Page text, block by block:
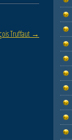
Truffaut →